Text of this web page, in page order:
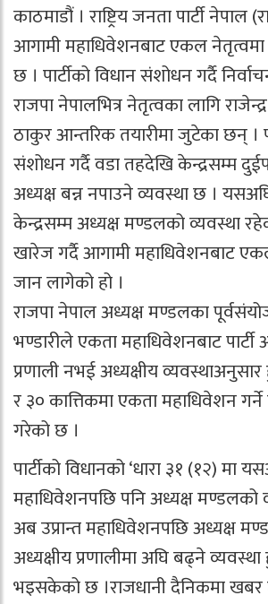
काठमाडौं । राष्ट्रिय जनता पार्टी नेपाल
आगामी महाधिवेशनबाट एकल
छ । पार्टीको विधान संशोधन गर्दै
राजपा नेपालभित्र नेतृत्वका लागि
ठाकुर आन्तरिक तयारीमा जुटेका छन् ।
संशोधन गर्दै वडा तहदेखि केन्द्रसम्म
अध्यक्ष बन्न नपाउने व्यवस्था छ ।
केन्द्रसम्म अध्यक्ष मण्डलको व्यवस्था
खारेज गर्दै आगामी महाधिवेशनबाट
जान लागेको हो ।
राजपा नेपाल अध्यक्ष मण्डलका
भण्डारीले एकता महाधिवेशनबाट
प्रणाली नभई अध्यक्षीय
र ३० कात्तिकमा एकता महाधिवेशन गर्ने
गरेको छ ।
पार्टीको विधानको ‘धारा ३१ (१२) मा
महाधिवेशनपछि पनि अध्यक्ष मण्डलको
अब उप्रान्त महाधिवेशनपछि अध्यक्ष
अध्यक्षीय प्रणालीमा अघि बढ्ने
भइसकेको छ ।राजधानी दैनिकमा खबर